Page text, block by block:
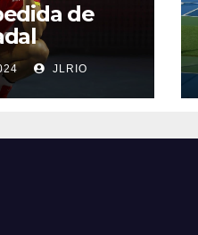
de
JLRIO